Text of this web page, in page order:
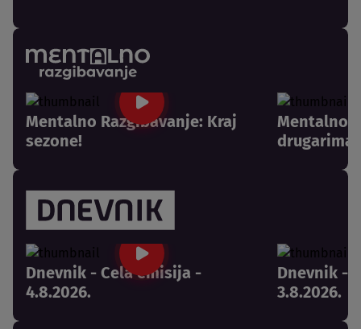
Mentalno Razgibavanje: Kraj
sezone!
Mentalno
drugarima
Dnevnik - Cela emisija -
4.8.2026.
Dnevnik -
3.8.2026.